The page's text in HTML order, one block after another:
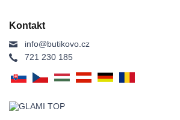
Kontakt
info@butikovo.cz
721 230 185